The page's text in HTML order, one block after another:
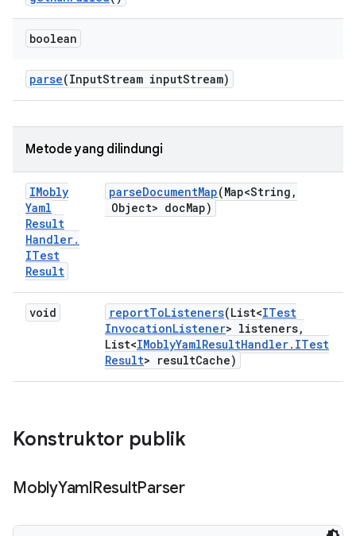
boolean
parse(InputStream inputStream)
Metode yang dilindungi
IMobly
Yaml
Result
Handler.
ITest
Result
parseDocumentMap(Map<String ,
Object> docMap)
void reportToListeners(List<ITest
InvocationListener> listeners,
List<IMoblyYamlResultHandler. ITest
Result> resultCache)
Konstruktor publik
MoblyYamlResultParser